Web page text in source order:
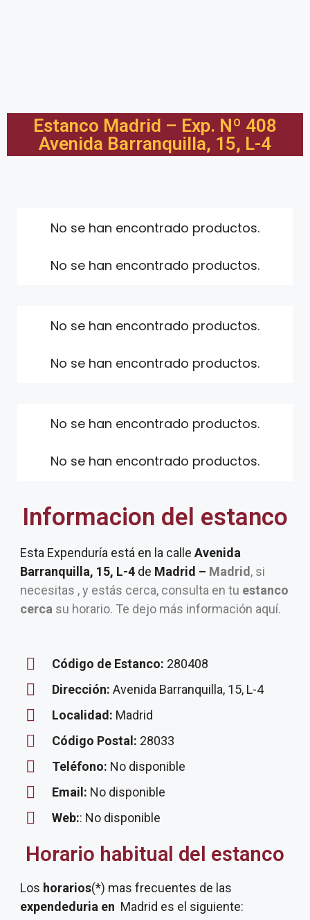
Estanco Madrid – Exp. Nº 408
Avenida Barranquilla, 15, L-4
No se han encontrado productos.
No se han encontrado productos.
No se han encontrado productos.
No se han encontrado productos.
No se han encontrado productos.
No se han encontrado productos.
Informacion del estanco
Esta Expenduría está en la calle Avenida
Barranquilla, 15, L-4 de Madrid – Madrid , si
necesitas , y estás cerca, consulta en tu estanco
cerca su horario. Te dejo más información aquí.
Código de Estanco: 280408
Dirección: Avenida Barranquilla, 15, L-4
Localidad: Madrid
Código Postal: 28033
Teléfono: No disponible
Email: No disponible
Web:: No disponible
Horario habitual del estanco
Los horarios(*) mas frecuentes de las
expendeduria en Madrid es el siguiente: